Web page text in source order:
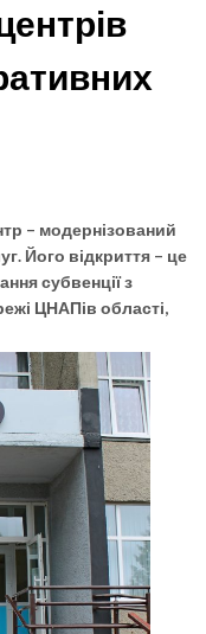
– модернізований
Його відкриття – це
субвенції з
ЦНАПів області,